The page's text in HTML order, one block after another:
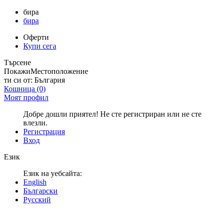
бира
бира
Оферти
Купи сега
Търсене
ПокажиМестоположение
ти си от: България
Кошница (0)
Моят профил
Добре дошли приятел! Не сте регистриран или не сте
влезли.
Регистрация
Вход
Език
Език на уебсайта:
English
Български
Русский